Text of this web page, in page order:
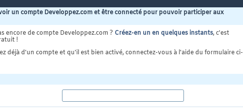
un compte Developpez.com et être connecté pour pouvoir participer aux
encore de compte Developpez.com ? Créez-en un en quelques instants, c'est
!
déjà d'un compte et qu'il est bien activé, connectez-vous à l'aide du formulaire ci-